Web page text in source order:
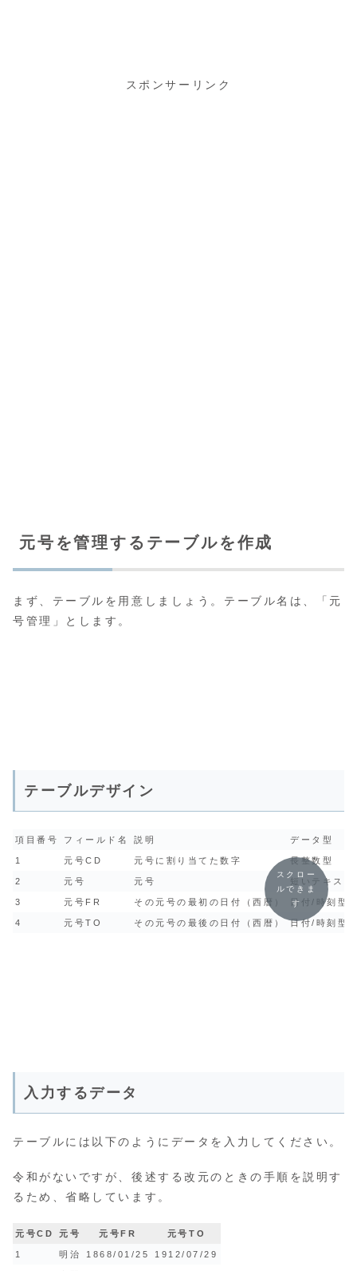
スポンサーリンク
元号を管理するテーブルを作成
まず、テーブルを用意しましょう。テーブル名は、「元
号管理」とします。
テーブルデザイン
項目番号 フィールド名 説明 データ型
1 元号CD 元号に割り当てた数字 長整数型
2 元号 元号 短いテキス
3 元号FR その元号の最初の日付（西暦） 日付/時刻型
4 元号TO その元号の最後の日付（西暦） 日付/時刻型
スクロー
ルできま
す
入力するデータ
テーブルには以下のようにデータを入力してください。
令和がないですが、後述する改元のときの手順を説明す
るため、省略しています。
元号CD 元号 元号FR 元号TO
1 明治 1868/01/25 1912/07/29